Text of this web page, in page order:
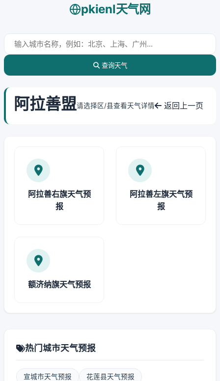
pkienl天气网
查询天气
阿拉善盟请选择区/县查看天气详情 返回上一页
阿拉善右旗天气预
报
阿拉善左旗天气预
报
额济纳旗天气预报
热门城市天气预报
宣城市天气预报 花莲县天气预报